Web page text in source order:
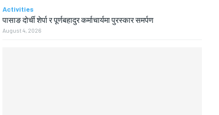
Activities
पासाङ दोर्ची शेर्पा र पूर्णबहादुर कर्माचार्यमा पुरस्कार समर्पण
August 4, 2026